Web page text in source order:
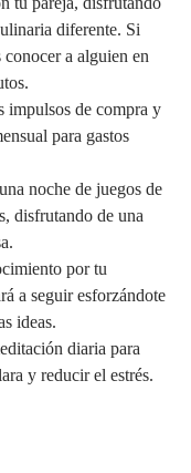
diferente. Si
a alguien en
impulsos de compra y
para gastos
noche de juegos de
disfrutando de una
por tu
a seguir esforzándote
ideas.
diaria para
y reducir el estrés.